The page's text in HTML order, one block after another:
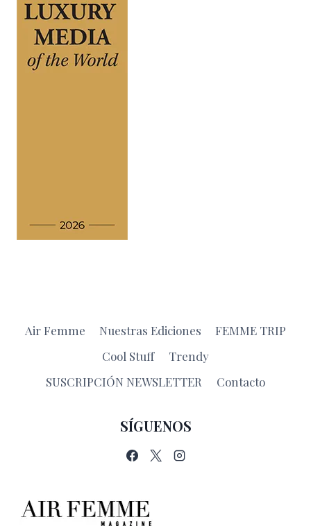
Air Femme Nuestras Ediciones
FEMME TRIP
Cool Stuff
Trendy
SUSCRIPCIÓN NEWSLETTER
Contacto
SÍGUENOS